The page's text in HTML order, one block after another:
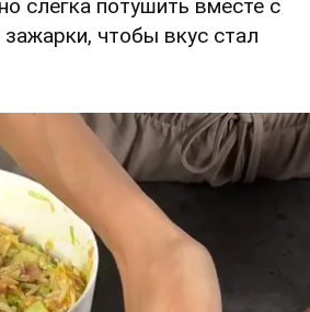
слегка потушить вместе с
чтобы вкус стал